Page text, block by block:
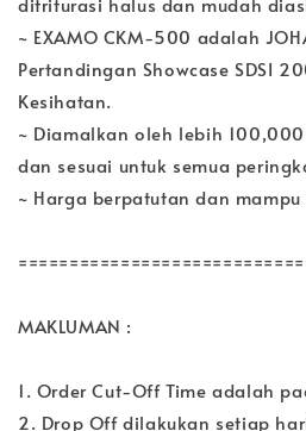
~ EXAMO CKM-500 adalah
Pertandingan Showcase SDSI
Kesihatan.
~ Diamalkan oleh lebih
dan sesuai untuk semua
~ Harga berpatutan dan
MAKLUMAN :
1. Order Cut-Off Time adalah
2. Drop Off dilakukan setiap